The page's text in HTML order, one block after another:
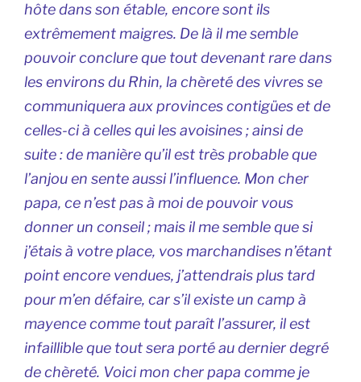
hôte dans son étable, encore sont ils
extrêmement maigres. De là il me semble
pouvoir conclure que tout devenant rare dans
les environs du Rhin, la chèreté des vivres se
communiquera aux provinces contigües et de
celles-ci à celles qui les avoisines ; ainsi de
suite : de manière qu’il est très probable que
l’anjou en sente aussi l’influence. Mon cher
papa, ce n’est pas à moi de pouvoir vous
donner un conseil ; mais il me semble que si
j’étais à votre place, vos marchandises n’étant
point encore vendues, j’attendrais plus tard
pour m’en défaire, car s’il existe un camp à
mayence comme tout paraît l’assurer, il est
infaillible que tout sera porté au dernier degré
de chèreté. Voici mon cher papa comme je